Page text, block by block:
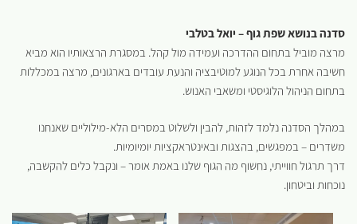
סדנה בנושא שפת גוף – יואל בטלבי
מרצה מוביל בתחום ההדרכה ועמידה מול קהל. במסגרת הרצאותיו הוא מביא
חשיבה אחרת בכל הנוגע למוטיבציה והנעת עובדים בארגונים, מרצה במכללות
בתחום הניהול הלוגיסטי ומשאבי האנוש.
במהלך הסדנה נלמד לזהות, להבין ולשלוט במסרים הלא-מילוליים שאנחנו
משדרים – במפגשים, בהצגות ובאינטראקציות יומיומיות.
דרך תרגול חווייתי, נחשוף מה הגוף שלנו באמת אומר – ונקבל כלים להקשבה,
נוכחות וביטחון.